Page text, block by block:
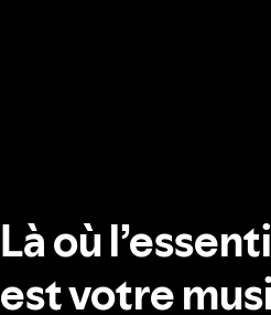
Là où
est votre